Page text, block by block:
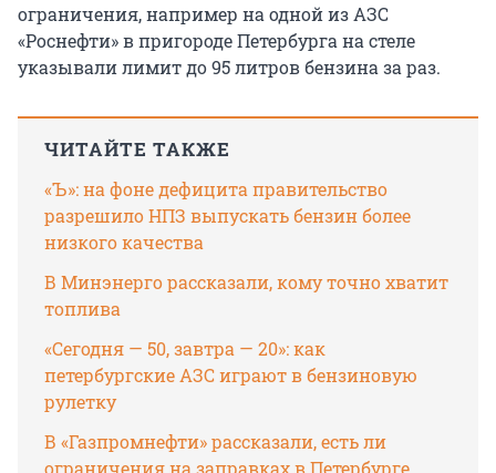
ограничения, например на одной из АЗС
«Роснефти» в пригороде Петербурга на стеле
указывали лимит до 95 литров бензина за раз.
ЧИТАЙТЕ ТАКЖЕ
«Ъ»: на фоне дефицита правительство
разрешило НПЗ выпускать бензин более
низкого качества
В Минэнерго рассказали, кому точно хватит
топлива
«Сегодня — 50, завтра — 20»: как
петербургские АЗС играют в бензиновую
рулетку
В «Газпромнефти» рассказали, есть ли
ограничения на заправках в Петербурге